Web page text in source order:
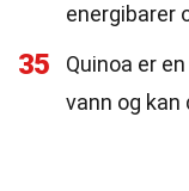
energibarer
35
Quinoa er
vann og